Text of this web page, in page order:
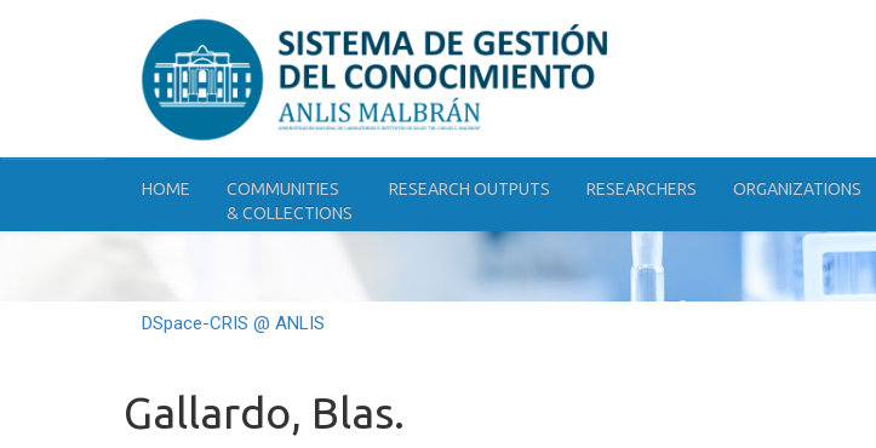
HOME
COMMUNITIES
& COLLECTIONS
RESEARCH OUTPUTS RESEARCHERS ORGANIZATIONS
DSpace-CRIS @ ANLIS
Gallardo, Blas.